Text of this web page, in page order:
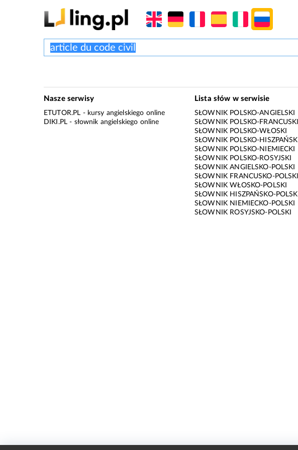
Nasze serwisy
ETUTOR.PL - kursy angielskiego online
DIKI.PL - słownik angielskiego online
Lista słów w serwisie
SŁOWNIK POLSKO-ANGIELSKI
SŁOWNIK POLSKO-FRANCUSKI
SŁOWNIK POLSKO-WŁOSKI
SŁOWNIK POLSKO-HISZPAŃSKI
SŁOWNIK POLSKO-NIEMIECKI
SŁOWNIK POLSKO-ROSYJSKI
SŁOWNIK ANGIELSKO-POLSKI
SŁOWNIK FRANCUSKO-POLSKI
SŁOWNIK WŁOSKO-POLSKI
SŁOWNIK HISZPAŃSKO-POLSKI
SŁOWNIK NIEMIECKO-POLSKI
SŁOWNIK ROSYJSKO-POLSKI